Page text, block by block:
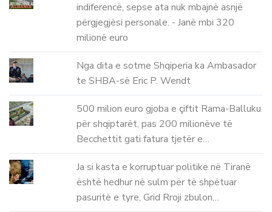
indiferencë, sepse ata nuk mbajnë asnjë
përgjegjësi personale. - Janë mbi 320
milionë euro
Nga dita e sotme Shqiperia ka Ambasador
te SHBA-së Eric P. Wendt
500 milion euro gjoba e çiftit Rama-Balluku
për shqiptarët, pas 200 milionëve të
Becchettit gati fatura tjetër e…
Ja si kasta e korruptuar politike në Tiranë
është hedhur në sulm për të shpëtuar
pasuritë e tyre, Grid Rroji zbulon…